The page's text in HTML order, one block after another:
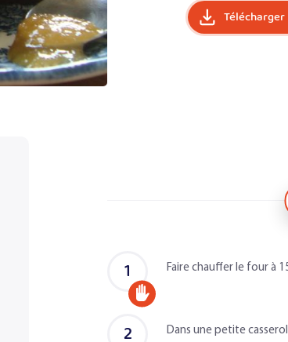
1
Accompagné
d'un
Faire chauffer le four à
2
Dans une petite